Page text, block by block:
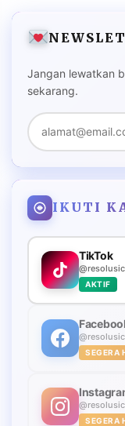
Jangan lewatkan
sekarang.
IKUTI
TikTok
AKTIF
SEGERA
SEGERA